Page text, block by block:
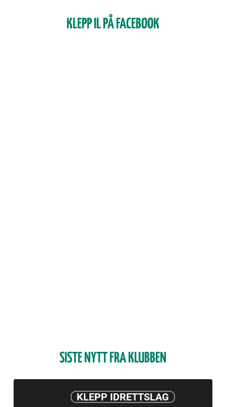
KLEPP IL PÅ FACEBOOK
SISTE NYTT FRA KLUBBEN
KLEPP IDRETTSLAG
2025